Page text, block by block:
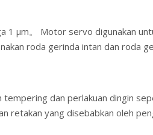
1 μm。 Motor servo digunakan
roda gerinda intan dan roda
dan perlakuan dingin
retakan yang disebabkan oleh